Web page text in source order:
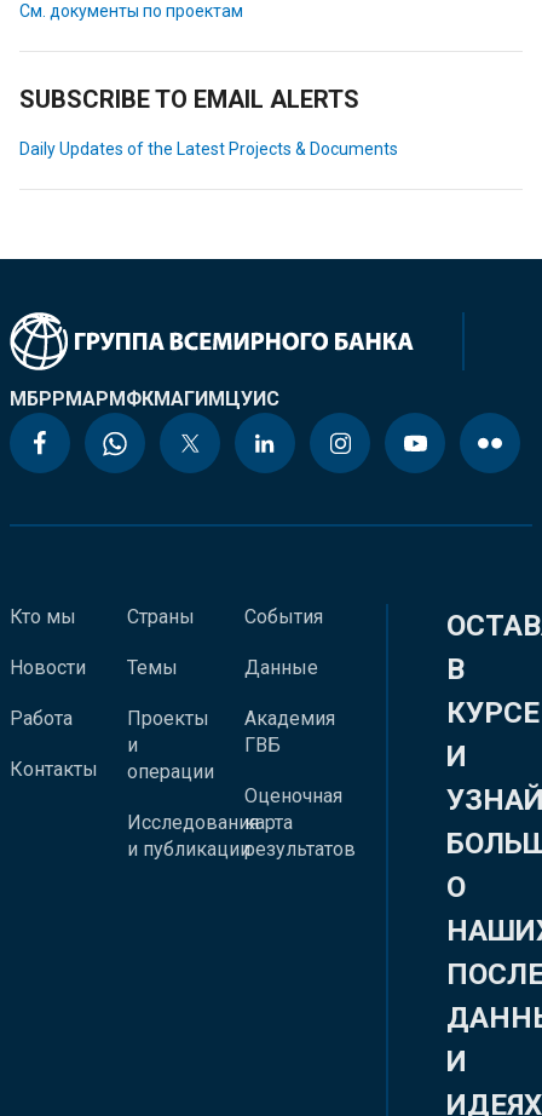
См. документы по проектам
SUBSCRIBE TO EMAIL ALERTS
Daily Updates of the Latest Projects & Documents
МБРРМАРМФКМАГИМЦУИС
Кто мы
Новости
Работа
Контакты
Страны
Темы
Проекты
и
операции
Исследования
и публикации
События
Данные
Академия
ГВБ
Оценочная
карта
результатов
В
КУРСЕ
И
О
И
ИДЕЯХ